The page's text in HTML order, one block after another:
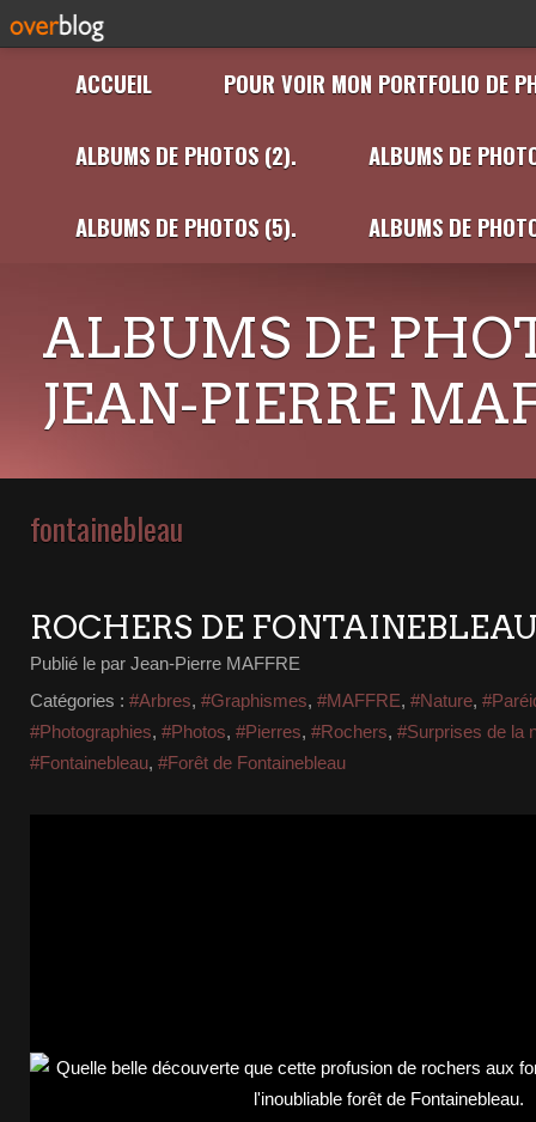
ACCUEIL POUR VOIR MON PORTFOLIO DE
ALBUMS DE PHOTOS (2). ALBUMS DE
ALBUMS DE PHOTOS (5). ALBUMS DE
ALBUMS DE
JEAN-PIERRE
fontainebleau
ROCHERS DE
Publié le par Jean-Pierre MAFFRE
Catégories : #Arbres, #Graphismes, #MAFFRE, #Nature,
#Photographies, #Photos, #Pierres, #Rochers, #Surprises de la
#Fontainebleau, #Forêt de Fontainebleau